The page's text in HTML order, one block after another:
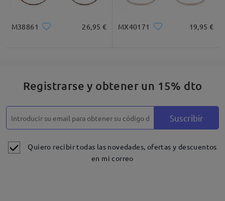
M38861 26,95 € MX40171 19,95 €
Registrarse y obtener un 15% dto
Suscribir
Quiero recibir todas las novedades, ofertas y descuentos
en mi correo